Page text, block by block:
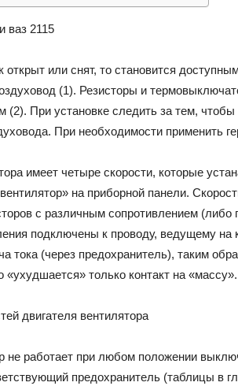
или снят, то становится
(1). Резисторы и
(2). При установке следить за тем,
При необходимости применить
имеет четыре скорости, которые
на приборной панели.
с различным сопротивлением (либо
подключены к проводу, ведущему на
тока (через предохранитель), таким
только контакт на «массу».
двигателя вентилятора
не работает при любом положении
предохранитель (таблицы в